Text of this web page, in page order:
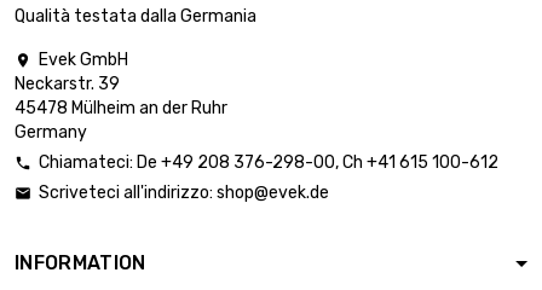
diametro : 0.2mm
lunghezza : 1 Meter
diametro : 0.2mm
lunghezza : 2 Meter
Qualità testata dalla Germania

Evek GmbH
Neckarstr. 39
45478 Mülheim an der Ruhr
Germany
 Chiamateci: De +49 208 376-298-00, Ch +41 615 100-612
 Scriveteci all'indirizzo: shop@evek.de
INFORMATION